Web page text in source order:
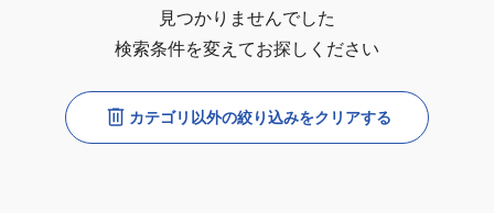
見つかりませんでした
検索条件を変えてお探しください
カテゴリ以外の絞り込みをクリアする